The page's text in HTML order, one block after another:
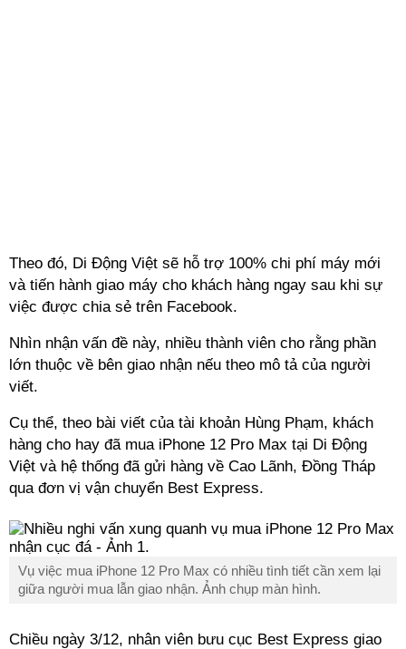
Theo đó, Di Động Việt sẽ hỗ trợ 100% chi phí máy mới
và tiến hành giao máy cho khách hàng ngay sau khi sự
việc được chia sẻ trên Facebook.
Nhìn nhận vấn đề này, nhiều thành viên cho rằng phần
lớn thuộc về bên giao nhận nếu theo mô tả của người
viết.
Cụ thể, theo bài viết của tài khoản Hùng Phạm, khách
hàng cho hay đã mua iPhone 12 Pro Max tại Di Động
Việt và hệ thống đã gửi hàng về Cao Lãnh, Đồng Tháp
qua đơn vị vận chuyển Best Express.
Vụ việc mua iPhone 12 Pro Max có nhiều tình tiết cần xem lại
giữa người mua lẫn giao nhận. Ảnh chụp màn hình.
Chiều ngày 3/12, nhân viên bưu cục Best Express giao